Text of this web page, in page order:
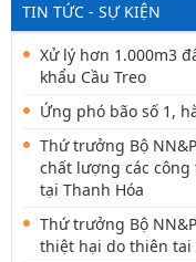
TIN TỨC - SỰ KIỆN
Xử lý hơn 1.000m3
khẩu Cầu Treo
Ứng phó bão số 1,
Thứ trưởng Bộ
chất lượng các
tại Thanh Hóa
Thứ trưởng Bộ
thiệt hại do thiên tai